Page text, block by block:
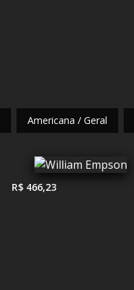
Americana / Geral
R$ 466,23